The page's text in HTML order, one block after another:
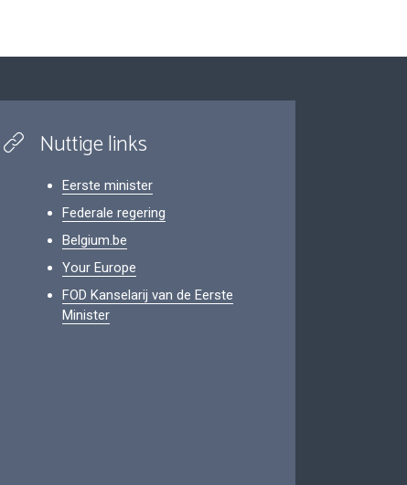
Nuttige links
Eerste minister
Federale regering
Belgium.be
Your Europe
FOD Kanselarij van de Eerste
Minister